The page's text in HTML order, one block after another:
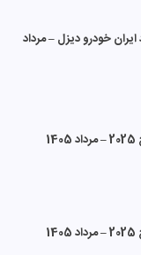
خودرو دیزل – مرداد